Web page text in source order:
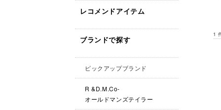
レコメンドアイテム
ブランドで探す
ピックアップブランド
R &D.M.Co-
オールドマンズテイラー
1